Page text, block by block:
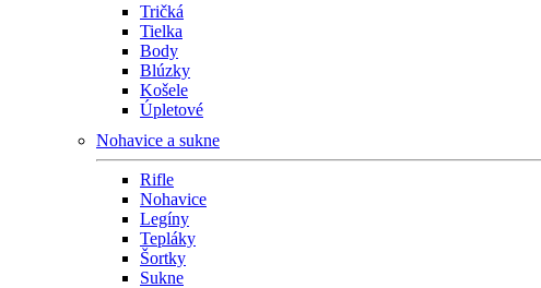
Tričká
Tielka
Body
Blúzky
Košele
Úpletové
Nohavice a sukne
Rifle
Nohavice
Legíny
Tepláky
Šortky
Sukne